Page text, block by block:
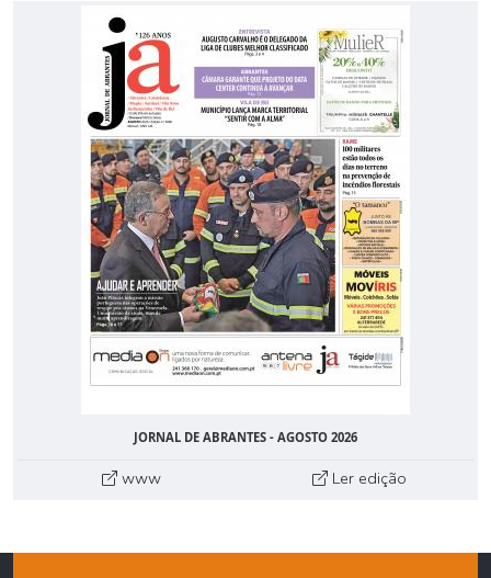
JORNAL DE ABRANTES - AGOSTO 2026
www Ler edição